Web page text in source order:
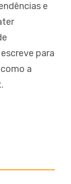
e
para
a